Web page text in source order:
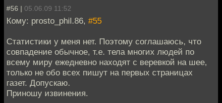
#56 | 05.06.09 11:52
Кому: prosto_phil.86, #55
Статистики у меня нет. Поэтому соглашаюсь, что
совпадение обычное, т.е. тела многих людей по
всему миру ежедневно находят с веревкой на шее,
только не обо всех пишут на первых страницах
газет. Допускаю.
Приношу извинения.